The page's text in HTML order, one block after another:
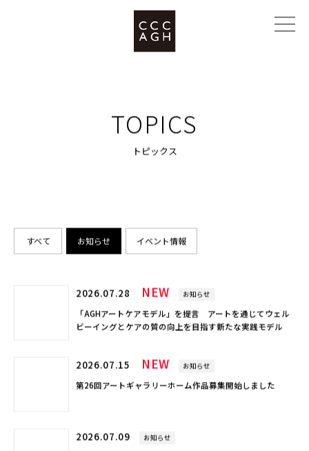
TOPICS
トピックス
すべて お知らせ イベント情報
2026.07.28 NEW お知らせ
「AGHアートケアモデル」を提言 アートを通じてウェル
ビーイングとケアの質の向上を目指す新たな実践モデル
2026.07.15 NEW お知らせ
第26回アートギャラリーホーム作品募集開始しました
2026.07.09 お知らせ